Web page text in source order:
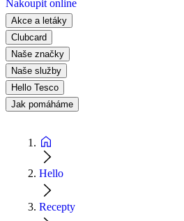
Nakoupit online
Akce a letáky
Clubcard
Naše značky
Naše služby
Hello Tesco
Jak pomáháme
Hello
Recepty